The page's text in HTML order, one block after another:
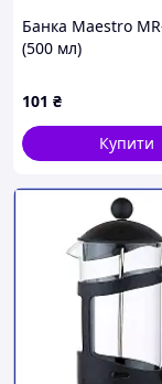
Банка Maestro
(500 мл)
101 ₴
Купити